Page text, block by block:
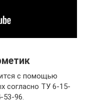
с помощью
согласно ТУ 6-15-
96.